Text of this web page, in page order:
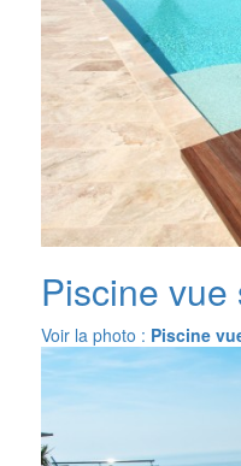
Piscine vue
Voir la photo : Piscine